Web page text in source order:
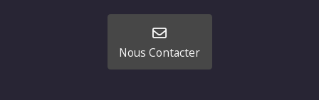
Nous Contacter